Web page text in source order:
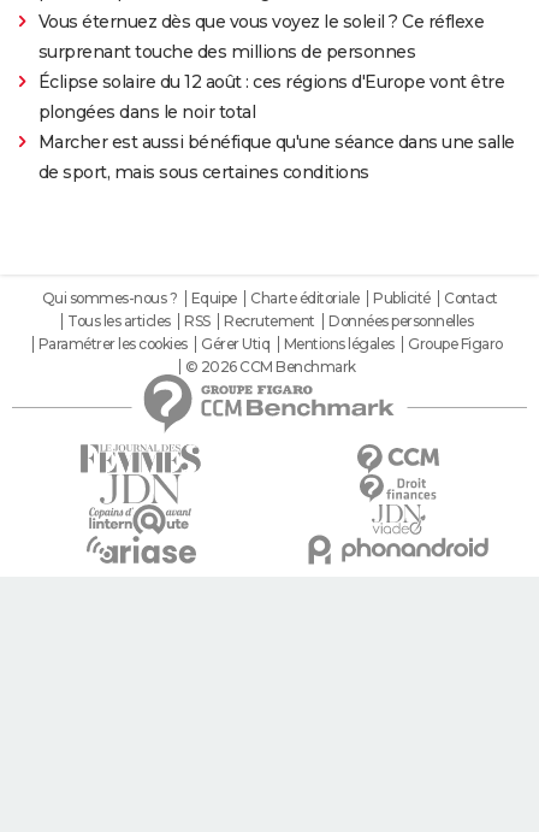
Vous éternuez dès que vous voyez le soleil ? Ce réflexe
surprenant touche des millions de personnes
Éclipse solaire du 12 août : ces régions d'Europe vont être
plongées dans le noir total
Marcher est aussi bénéfique qu'une séance dans une salle
de sport, mais sous certaines conditions
Qui sommes-nous ? Equipe Charte éditoriale Publicité
Contact
Tous les articles
RSS Recrutement
Données personnelles
Paramétrer les cookies
Gérer Utiq Mentions légales
Groupe Figaro
© 2026 CCM Benchmark